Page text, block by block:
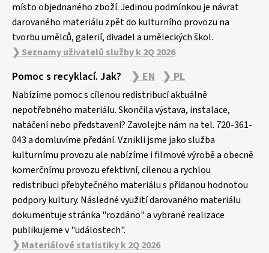
místo objednaného zboží. Jedinou podmínkou je návrat
darovaného materiálu zpět do kulturního provozu na
tvorbu umělců, galerií, divadel a uměleckých škol.
❯ Seznamy uživatelů služby k 2Q 2026
Pomoc s recyklací. Jak? ❯ EN ❯ PL
Nabízíme pomoc s cílenou redistribucí aktuálně
nepotřebného materiálu. Skončila výstava, instalace,
natáčení nebo představení? Zavolejte nám na tel. 720-361-
043 a domluvíme předání. Vznikli jsme jako služba
kulturnímu provozu ale nabízíme i filmové výrobě a obecně
komerčnímu provozu efektivní, cílenou a rychlou
redistribuci přebytečného materiálu s přidanou hodnotou
podpory kultury. Následné využití darovaného materiálu
dokumentuje stránka "rozdáno" a vybrané realizace
publikujeme v "událostech".
❯ Materiálové statistiky k 2Q 2026